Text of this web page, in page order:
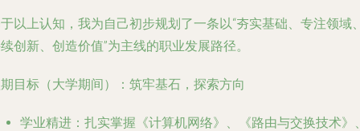
以上认知，我为自己初步规划了一条以“夯实基础、专注领域
创新、创造价值”为主线的职业发展路径。
目标（大学期间）：筑牢基石，探索方向
学业精进 ：扎实掌握《计算机网络》、《路由与交换技术》